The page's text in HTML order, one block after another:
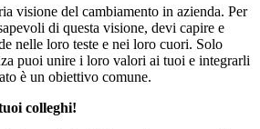
visione del cambiamento in azienda. Per
di questa visione, devi capire e
nelle loro teste e nei loro cuori. Solo
puoi unire i loro valori ai tuoi e integrarli
è un obiettivo comune.
colleghi!